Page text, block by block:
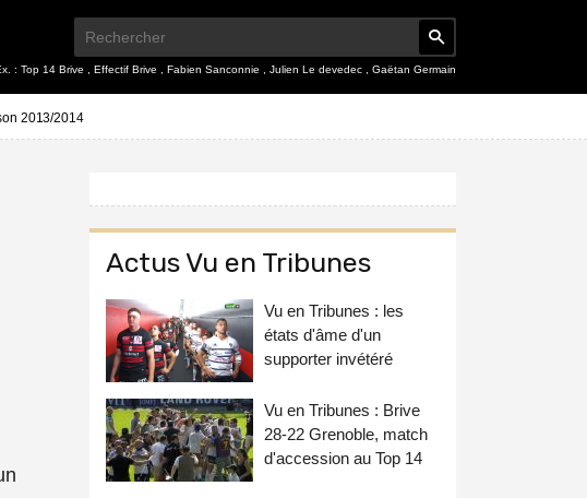
: Top 14 Brive Effectif Brive Fabien Sanconnie Julien Le devedec Gaëtan Germain
2013/2014
Actus Vu en Tribunes
Vu en Tribunes : les
états d'âme d'un
supporter invétéré
Vu en Tribunes : Brive
28-22 Grenoble, match
d'accession au Top 14